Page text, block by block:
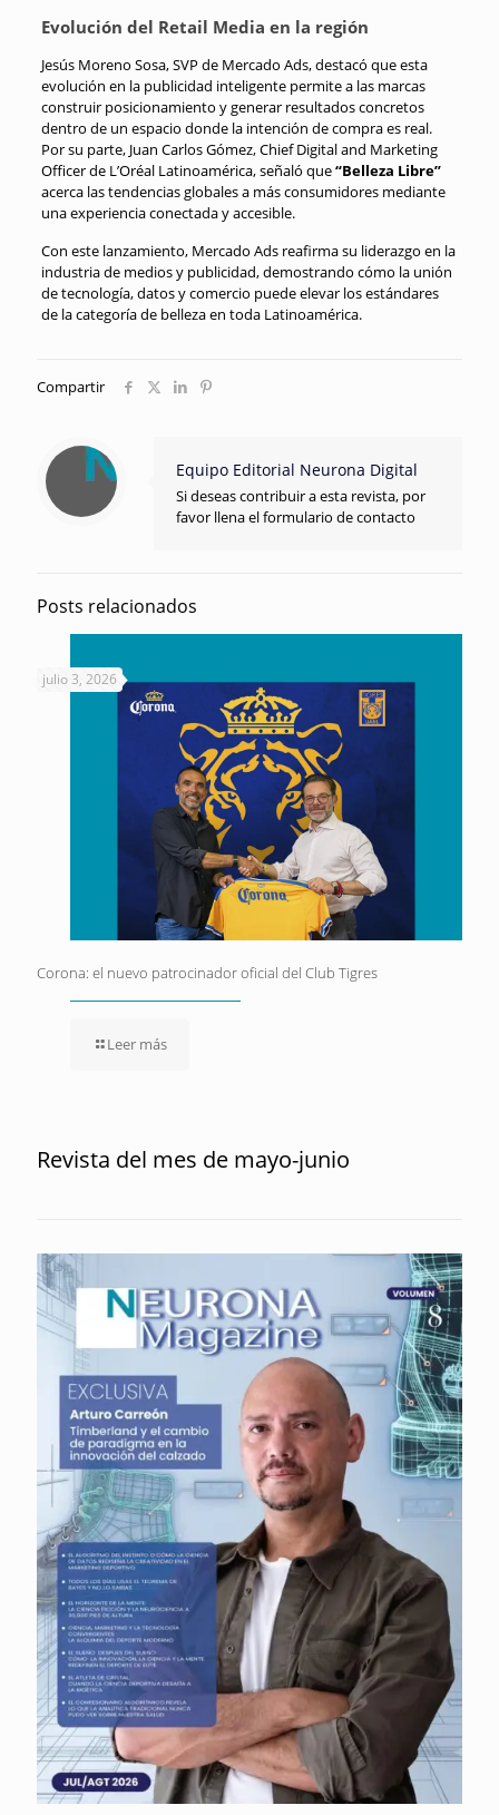
Evolución del Retail Media en la región
Jesús Moreno Sosa, SVP de Mercado Ads, destacó que esta
evolución en la publicidad inteligente permite a las marcas
construir posicionamiento y generar resultados concretos
dentro de un espacio donde la intención de compra es real.
Por su parte, Juan Carlos Gómez, Chief Digital and Marketing
Officer de L’Oréal Latinoamérica, señaló que“Belleza Libre”
acerca las tendencias globales a más consumidores mediante
una experiencia conectada y accesible.
Con este lanzamiento, Mercado Ads reafirma su liderazgo en la
industria de medios y publicidad, demostrando cómo la unión
de tecnología, datos y comercio puede elevar los estándares
de la categoría de belleza en toda Latinoamérica.
Compartir
Equipo Editorial Neurona Digital
Si deseas contribuir a esta revista, por
favor llena el formulario de contacto
Posts relacionados
julio 3, 2026
Corona: el nuevo patrocinador oficial del Club Tigres
Leer más
Revista del mes de mayo-junio